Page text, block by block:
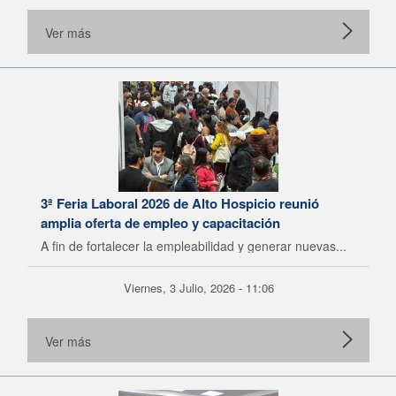
Ver más
3ª Feria Laboral 2026 de Alto Hospicio reunió
amplia oferta de empleo y capacitación
A fin de fortalecer la empleabilidad y generar nuevas...
Viernes, 3 Julio, 2026 - 11:06
Ver más